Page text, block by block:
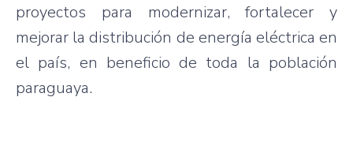
proyectos para modernizar, fortalecer y
mejorar la distribución de energía eléctrica en
el país, en beneficio de toda la población
paraguaya.